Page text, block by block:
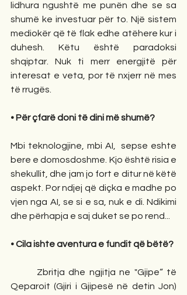
lidhura ngushtë me punën dhe se sa
shumë ke investuar për to. Një sistem
mediokër që të flak edhe atëhere kur i
duhesh. Këtu është paradoksi
shqiptar. Nuk ti merr energjitë për
interesat e veta, por të nxjerr në mes
të rrugës.
• Për çfarë doni të dini më shumë?
Mbi teknologjine, mbi AI,  sepse eshte
bere e domosdoshme. Kjo është risia e
shekullit, dhe jam jo fort e ditur në këtë
aspekt. Por ndjej që diçka e madhe po
vjen nga AI, se si e sa, nuk e di. Ndikimi
dhe përhapja e saj duket se po rend...
• Cila ishte aventura e fundit që bëtë?
Zbritja dhe ngjitja ne "Gjipe“ të
Qeparoit (Gjiri i Gjipesë në detin Jon)